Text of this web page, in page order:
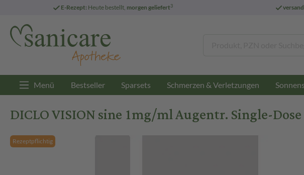
E-Rezept: Heute bestellt, morgen geliefert3
Menü Bestseller Sparsets Schmerzen & Verletzungen
DICLO VISION sine 1mg/ml Augentr. Single-
Rezeptpflichtig